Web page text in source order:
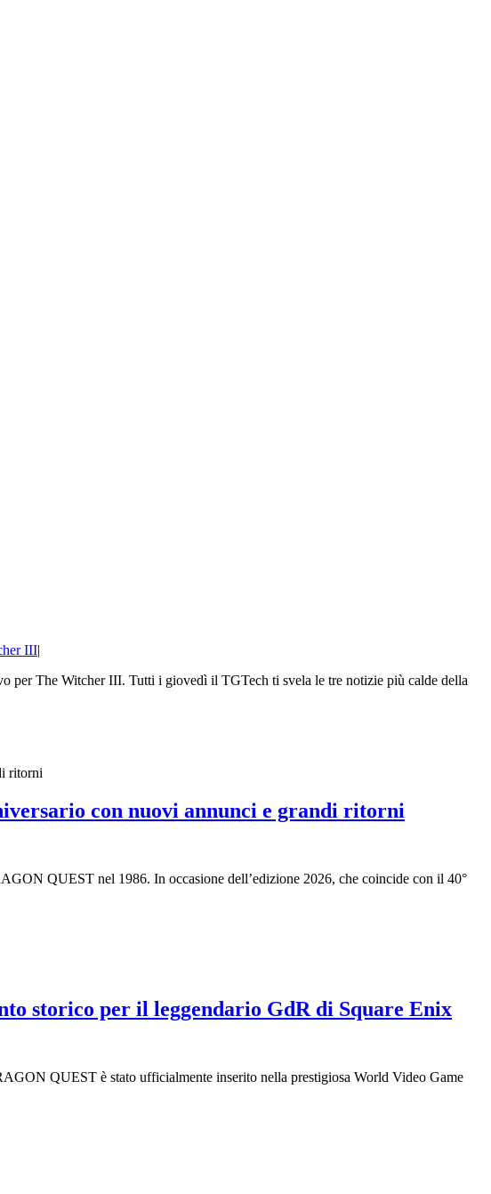
III|
The Witcher III. Tutti i giovedì il TGTech ti svela le tre notizie più calde della
con nuovi annunci e grandi ritorni
QUEST nel 1986. In occasione dell’edizione 2026, che coincide con il 40°
storico per il leggendario GdR di Square Enix
QUEST è stato ufficialmente inserito nella prestigiosa World Video Game